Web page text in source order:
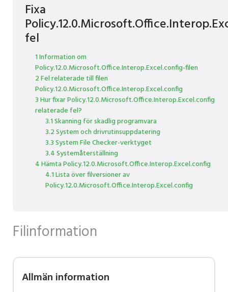
Fixa
fel
1 Information om
Policy.12.0.Microsoft.Office.Interop.Excel.config-filen
2 Fel relaterade till filen
Policy.12.0.Microsoft.Office.Interop.Excel.config
3 Hur fixar Policy.12.0.Microsoft.Office.Interop.Excel.config
relaterade fel?
3.1 Skanning för skadlig programvara
3.2 System och drivrutinsuppdatering
3.3 System File Checker-verktyget
3.4 Systemåterställning
4 Hämta Policy.12.0.Microsoft.Office.Interop.Excel.config
4.1 Lista över filversioner av
Policy.12.0.Microsoft.Office.Interop.Excel.config
Filinformation
Allmän information